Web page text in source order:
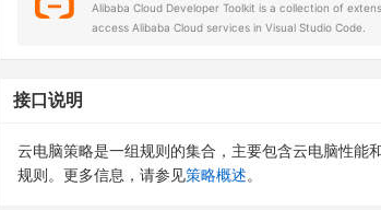
Alibaba Cloud Developer Toolkit is a collection of
access Alibaba Cloud services in Visual Studio Code.
接口说明
云电脑策略是一组规则的集合，主要包含云电脑性能
规则。更多信息，请参见策略概述。